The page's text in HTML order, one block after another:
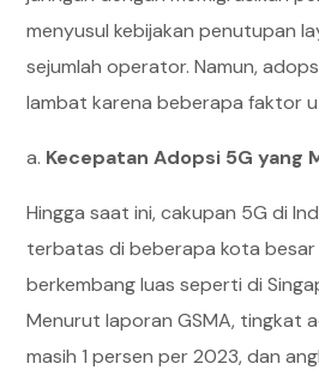
menyusul kebijakan penutupan
sejumlah operator. Namun,
lambat karena beberapa faktor
a. Kecepatan Adopsi 5G yang
Hingga saat ini, cakupan 5G di
terbatas di beberapa kota besar
berkembang luas seperti di
Menurut laporan GSMA, tingkat
masih 1 persen per 2023, dan